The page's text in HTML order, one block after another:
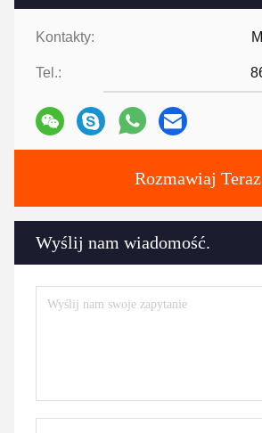
Kontakty:
Tel.:
Rozmawiaj
Wyślij nam wiadomość.